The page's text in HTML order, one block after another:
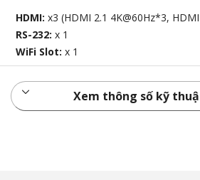
HDMI:x3 (HDMI 2.1 4K@60Hz*3,
RS-232:x 1
WiFi Slot:x 1
Xem thông số kỹ